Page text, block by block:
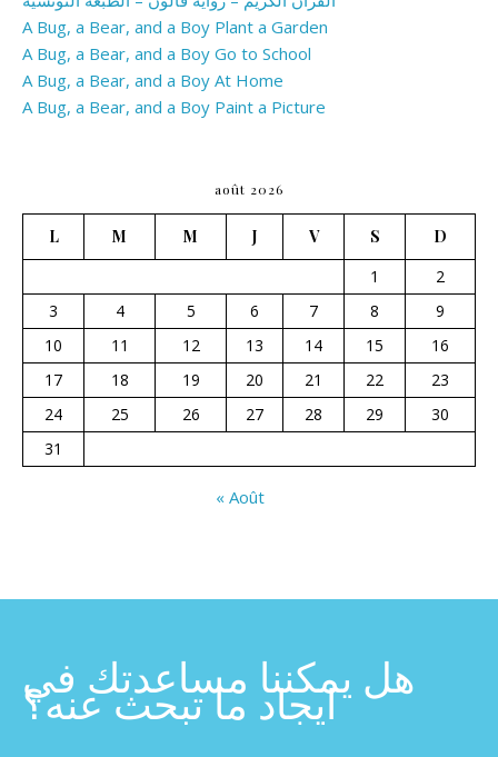
A Bug, a Bear, and a Boy Plant a Garden
A Bug, a Bear, and a Boy Go to School
A Bug, a Bear, and a Boy At Home
A Bug, a Bear, and a Boy Paint a Picture
août 2026
L M M J V S
D
1
2
3
4 5 6 7 8
9
10
11 12 13 14 15
16
17
18 19 20 21 22
23
24
25 26 27 28 29
30
31
« Août
هل يمكننا مساعدتك في
ايجاد ما تبحث عنه؟